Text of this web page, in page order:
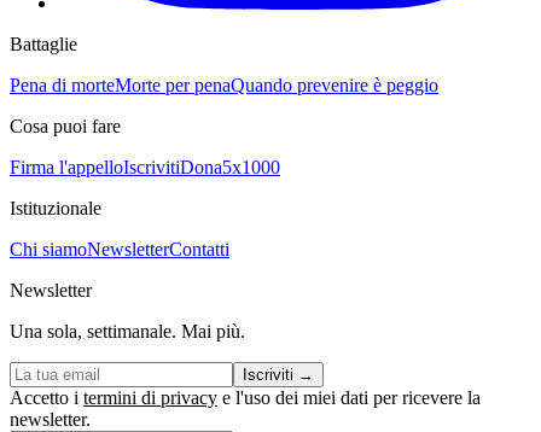
Battaglie
Pena di morteMorte per penaQuando prevenire è peggio
Cosa puoi fare
Firma l'appelloIscrivitiDona5x1000
Istituzionale
Chi siamoNewsletterContatti
Newsletter
Una sola, settimanale. Mai più.
Iscriviti →
Accetto i termini di privacy e l'uso dei miei dati per ricevere la
newsletter.